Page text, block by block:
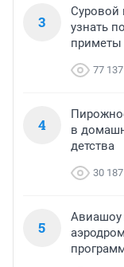
3
Суровой
узнать
приметы
77 137
4
в
детства
30 187
5
Авиашоу